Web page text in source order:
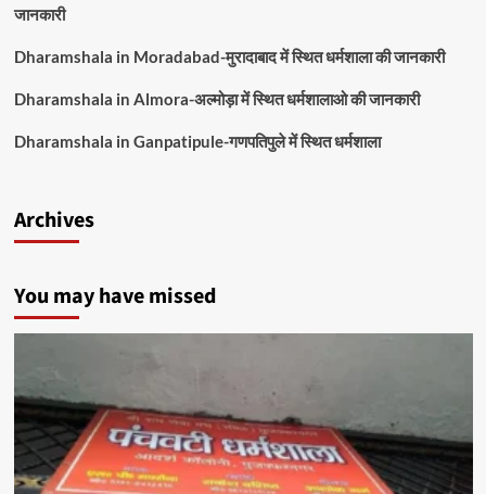
जानकारी
Dharamshala in Moradabad-मुरादाबाद में स्थित धर्मशाला की जानकारी
Dharamshala in Almora-अल्मोड़ा में स्थित धर्मशालाओ की जानकारी
Dharamshala in Ganpatipule-गणपतिपुले में स्थित धर्मशाला
Archives
You may have missed